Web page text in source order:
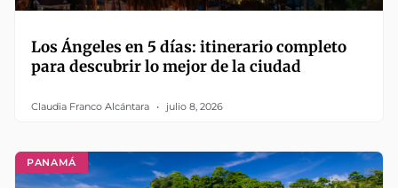
Los Ángeles en 5 días: itinerario completo
para descubrir lo mejor de la ciudad
Claudia Franco Alcántara julio 8, 2026
PANAMÁ